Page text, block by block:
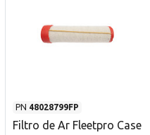
PN 48028799FP
Filtro de Ar Fleetpro Case